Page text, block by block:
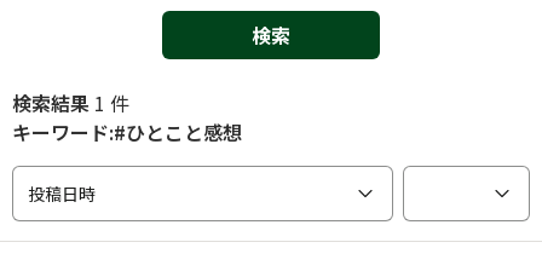
検索
検索結果 1 件
キーワード:#ひとこと感想
投稿日時